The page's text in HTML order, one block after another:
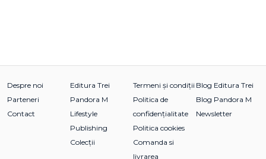
Despre noi
Parteneri
Contact
Editura Trei
Pandora M
Lifestyle
Publishing
Colecții
Termeni și condiții
Politica de
confidențialitate
Politica cookies
Comanda si
livrarea
Blog Editura Trei
Blog Pandora M
Newsletter